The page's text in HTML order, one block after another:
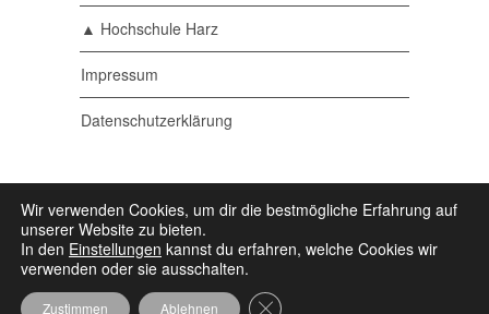
▲ Hochschule Harz
Impressum
Datenschutzerklärung
© 2026 Medieninformatik •Ein Studiengang der
▲ Hochschule Harz • Powered byWordpress•
Some icons byIcons8
Wir verwenden Cookies, um dir die bestmögliche Erfahrung auf
unserer Website zu bieten.
In den Einstellungen kannst du erfahren, welche Cookies wir
verwenden oder sie ausschalten.
Zustimmen Ablehnen GDPR Cookie-Banner schließen